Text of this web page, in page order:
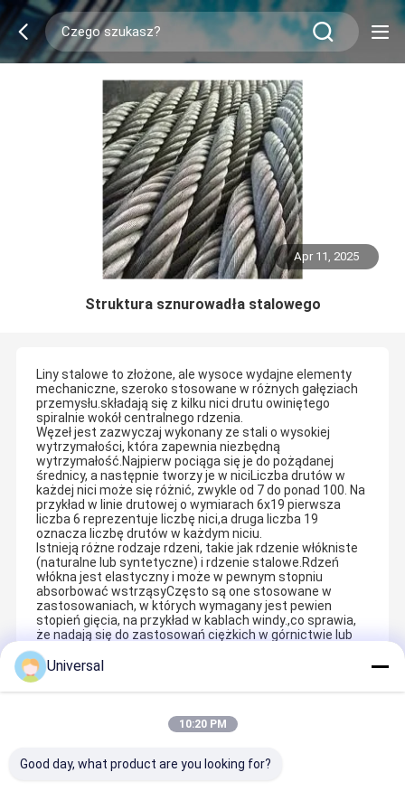
Apr 11, 2025
Struktura sznurowadła stalowego
Liny stalowe to złożone, ale wysoce wydajne elementy
mechaniczne, szeroko stosowane w różnych gałęziach
przemysłu.składają się z kilku nici drutu owiniętego
spiralnie wokół centralnego rdzenia.
Węzeł jest zazwyczaj wykonany ze stali o wysokiej
wytrzymałości, która zapewnia niezbędną
wytrzymałość.Najpierw pociąga się je do pożądanej
średnicy, a następnie tworzy je w niciLiczba drutów w
każdej nici może się różnić, zwykle od 7 do ponad 100. Na
przykład w linie drutowej o wymiarach 6x19 pierwsza
liczba 6 reprezentuje liczbę nici,a druga liczba 19
oznacza liczbę drutów w każdym niciu.
Istnieją różne rodzaje rdzeni, takie jak rdzenie włókniste
(naturalne lub syntetyczne) i rdzenie stalowe.Rdzeń
włókna jest elastyczny i może w pewnym stopniu
absorbować wstrząsyCzęsto są one stosowane w
zastosowaniach, w których wymagany jest pewien
stopień gięcia, na przykład w kablach windy.,co sprawia,
że nadają się do zastosowań ciężkich w górnictwie lub
budownictwie.
Universal
10:20 PM
Good day, what product are you looking for?